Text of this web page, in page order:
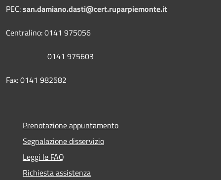
PEC:san.damiano.dasti@cert.ruparpiemonte.it
Centralino: 0141 975056
0141 975603
Fax: 0141 982582
Prenotazione appuntamento
Segnalazione disservizio
Leggi le FAQ
Richiesta assistenza